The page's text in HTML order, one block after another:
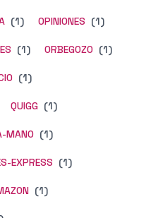
(1) OPINIONES (1)
(1) ORBEGOZO (1)
(1)
QUIGG (1)
MANO (1)
EXPRESS (1)
(1)